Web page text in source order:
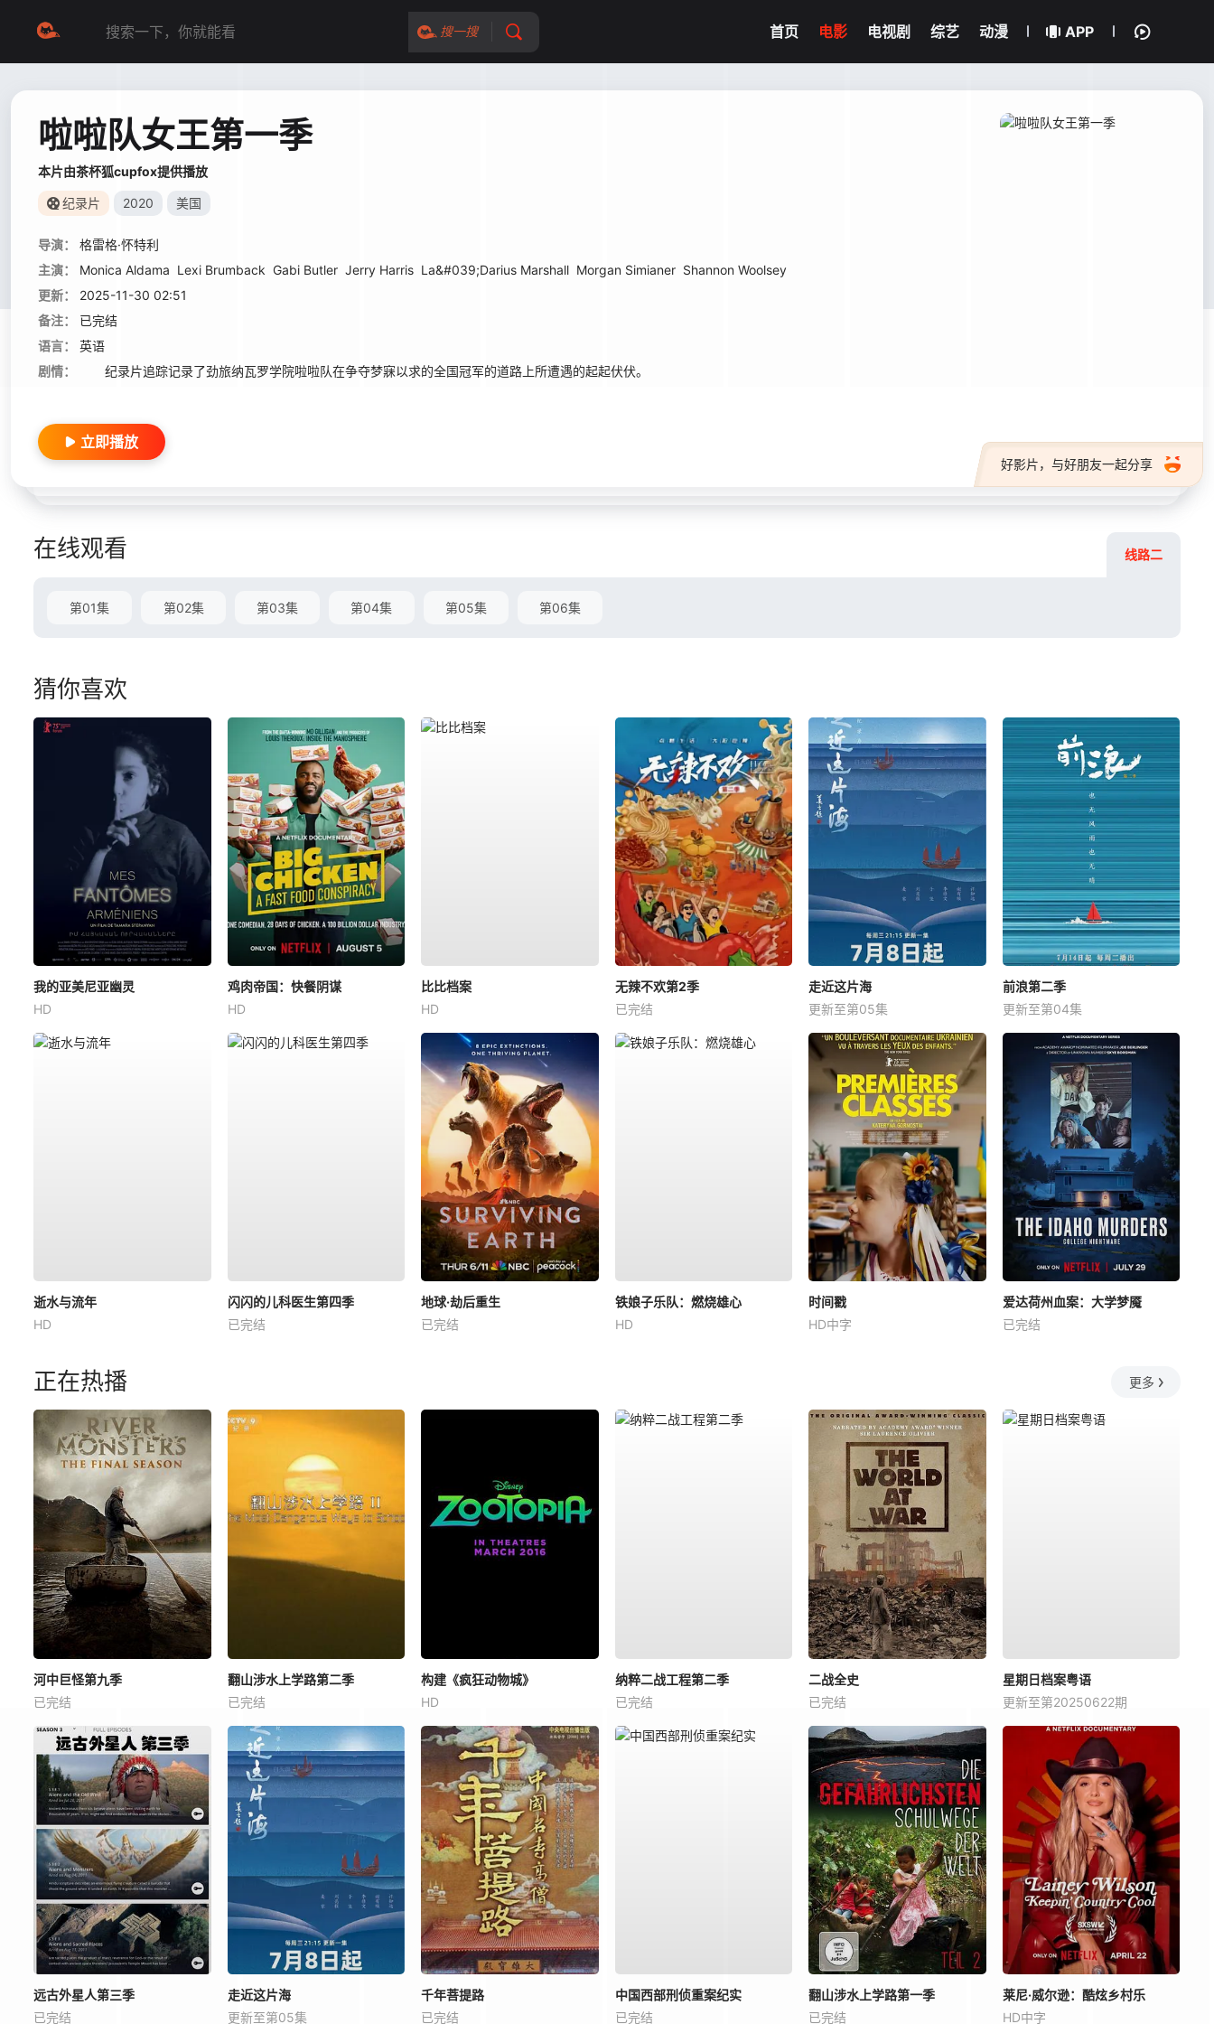
搜一搜 首页 电影 电视剧 综艺 动漫 APP
啦啦队女王第一季
本片由茶杯狐cupfox提供播放
纪录片 2020 美国
导演：
格雷格·怀特利
主演：
Monica Aldama Lexi Brumback Gabi Butler Jerry Harris La&#039;Darius Marshall Morgan Simianer Shannon Woolsey
更新：
2025-11-30 02:51
备注：
已完结
语言：
英语
剧情：
纪录片追踪记录了劲旅纳瓦罗学院啦啦队在争夺梦寐以求的全国冠军的道路上所遭遇的起起伏伏。
好影片，与好朋友一起分享
立即播放
在线观看 线路二
第01集 第02集 第03集 第04集 第05集 第06集
猜你喜欢
我的亚美尼亚幽灵
HD
鸡肉帝国：快餐阴谋
HD
比比档案
HD
无辣不欢第2季
已完结
走近这片海
更新至第05集
前浪第二季
更新至第04集
逝水与流年
HD
闪闪的儿科医生第四季
已完结
地球·劫后重生
已完结
铁娘子乐队：燃烧雄心
HD
时间戳
HD中字
爱达荷州血案：大学梦魇
已完结
正在热播 更多
河中巨怪第九季
已完结
翻山涉水上学路第二季
已完结
构建《疯狂动物城》
HD
纳粹二战工程第二季
已完结
二战全史
已完结
星期日档案粤语
更新至第20250622期
远古外星人第三季
已完结
走近这片海
更新至第05集
千年菩提路
已完结
中国西部刑侦重案纪实
已完结
翻山涉水上学路第一季
已完结
莱尼·威尔逊：酷炫乡村乐
HD中字